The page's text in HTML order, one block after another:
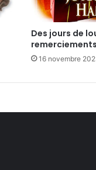
Des jours de
remerciements
16 novembre